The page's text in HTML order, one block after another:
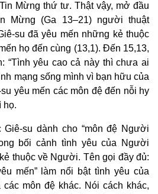
Mừng thứ tư. Thật vậy, mở đầu
Mừng (Ga 13–21) người thuật
su đã yêu mến những kẻ thuộc
họ đến cùng (13,1). Đến 15,13,
“Tình yêu cao cả này thì chưa ai
mạng sống mình vì bạn hữu của
yêu mến các môn đệ đến nỗi hy
họ.
su dành cho “môn đệ Người
bối cảnh tình yêu của Người
thuộc về Người. Tên gọi đầy đủ:
mến” làm nổi bật tình yêu của
môn đệ khác. Nói cách khác,